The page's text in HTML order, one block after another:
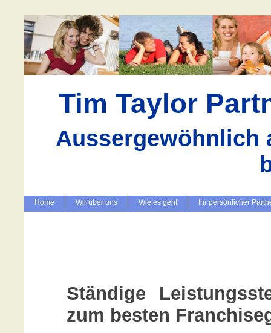
Tim Taylor
Aussergewöhnlich
Home Wir über uns Wie es geht Ihr persönlicher
Ständige
zum besten